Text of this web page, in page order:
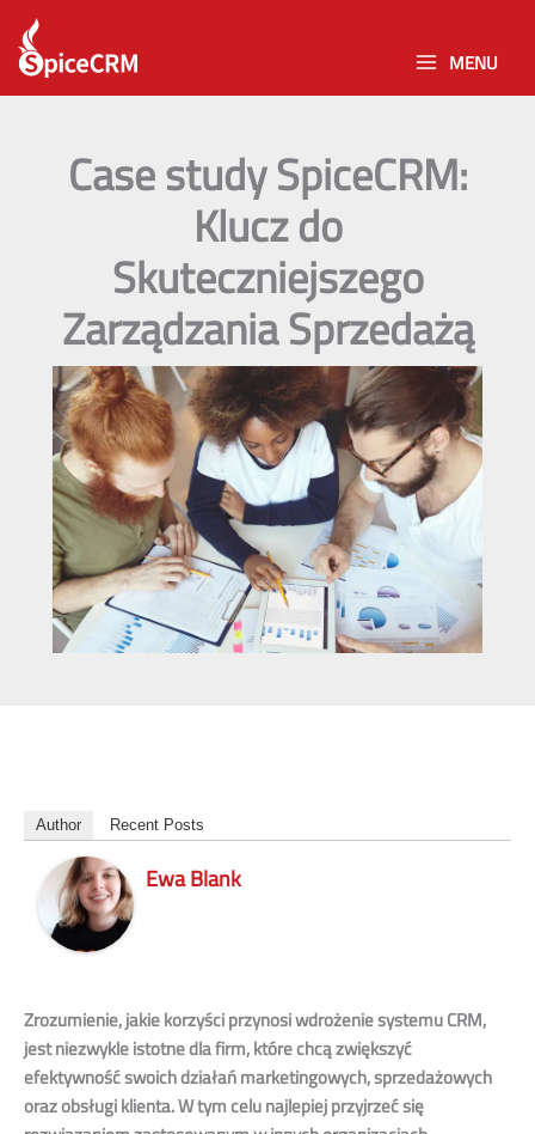
content
MENU
Case study SpiceCRM:
Klucz do
Skuteczniejszego
Zarządzania Sprzedażą
Author Recent Posts
Ewa Blank
Zrozumienie, jakie korzyści przynosi wdrożenie systemu CRM,
jest niezwykle istotne dla firm, które chcą zwiększyć
efektywność swoich działań marketingowych, sprzedażowych
oraz obsługi klienta. W tym celu najlepiej przyjrzeć się